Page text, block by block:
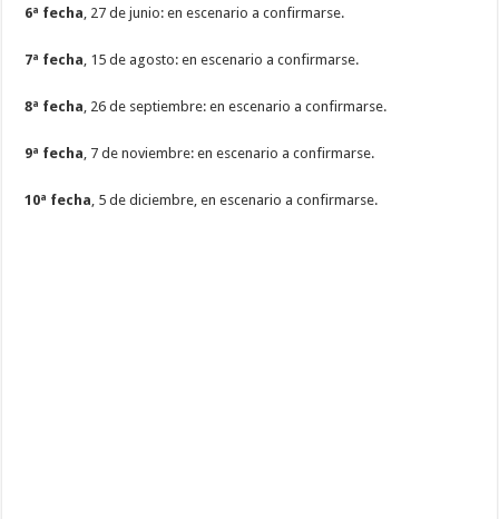
6ª fecha, 27 de junio: en escenario a confirmarse.
7ª fecha, 15 de agosto: en escenario a confirmarse.
8ª fecha, 26 de septiembre: en escenario a confirmarse.
9ª fecha, 7 de noviembre: en escenario a confirmarse.
10ª fecha, 5 de diciembre, en escenario a confirmarse.